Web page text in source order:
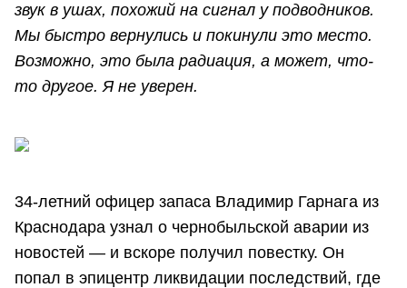
звук в ушах, похожий на сигнал у подводников.
Мы быстро вернулись и покинули это место.
Возможно, это была радиация, а может, что-
то другое. Я не уверен.
34-летний офицер запаса Владимир Гарнага из
Краснодара узнал о чернобыльской аварии из
новостей — и вскоре получил повестку. Он
попал в эпицентр ликвидации последствий, где